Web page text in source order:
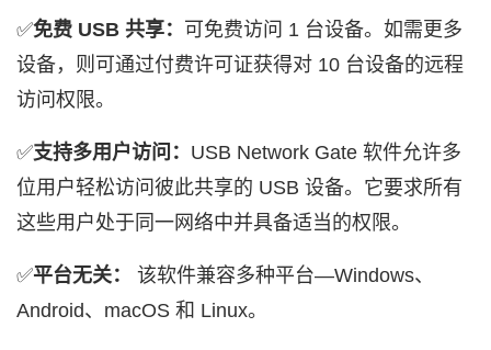
✅免费 USB 共享： 可免费访问 1 台设备。如需更多
设备，则可通过付费许可证获得对 10 台设备的远程
访问权限。
✅支持多用户访问： USB Network Gate 软件允许多
位用户轻松访问彼此共享的 USB 设备。它要求所有
这些用户处于同一网络中并具备适当的权限。
✅平台无关：
该软件兼容多种平台—Windows、
Android、macOS 和 Linux。